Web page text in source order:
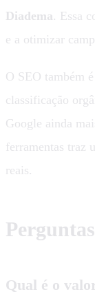
Diadema. Essa
e a otimizar
O SEO também
classificação
Google ainda
ferramentas traz
reais.
Qual é o